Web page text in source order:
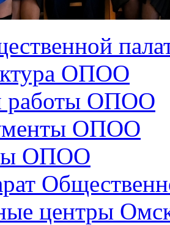
ОПОО
работы ОПОО
ОПОО
ОПОО
центры